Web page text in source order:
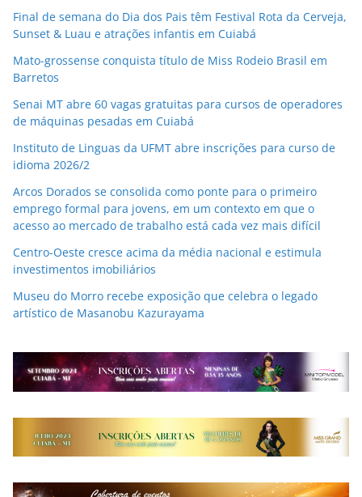
Final de semana do Dia dos Pais têm Festival Rota da Cerveja,
Sunset & Luau e atrações infantis em Cuiabá
Mato-grossense conquista título de Miss Rodeio Brasil em
Barretos
Senai MT abre 60 vagas gratuitas para cursos de operadores
de máquinas pesadas em Cuiabá
Instituto de Linguas da UFMT abre inscrições para curso de
idioma 2026/2
Arcos Dorados se consolida como ponte para o primeiro
emprego formal para jovens, em um contexto em que o
acesso ao mercado de trabalho está cada vez mais difícil
Centro-Oeste cresce acima da média nacional e estimula
investimentos imobiliários
Museu do Morro recebe exposição que celebra o legado
artístico de Masanobu Kazurayama